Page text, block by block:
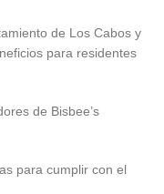
de Los Cabos y
para residentes
de Bisbee’s
para cumplir con el